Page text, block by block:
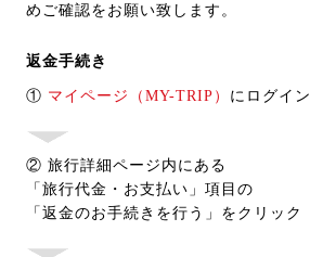
めご確認をお願い致します。
返金手続き
① マイページ（MY-TRIP） にログイン
② 旅行詳細ページ内にある
「旅行代金・お支払い」項目の
「返金のお手続きを行う」をクリック